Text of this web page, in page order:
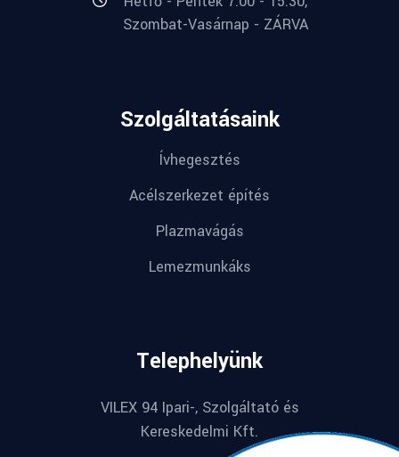
Szombat-Vasárnap - ZÁRVA
Szolgáltatásaink
Ívhegesztés
Acélszerkezet építés
Plazmavágás
Lemezmunkáks
Telephelyünk
VILEX 94 Ipari-, Szolgáltató és
Kereskedelmi Kft.